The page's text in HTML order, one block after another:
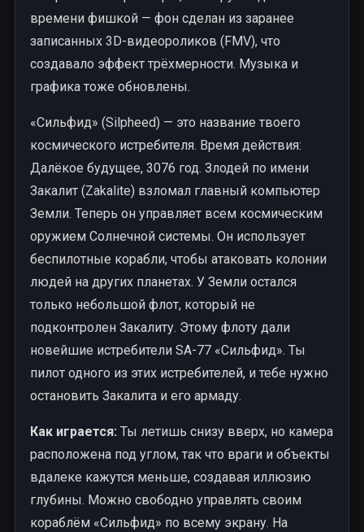
времени фишкой — фон сделан из заранее
записанных 3D-видеороликов (FMV), что
создавало эффект трёхмерности. Музыка и
графика тоже обновлены.
«Сильфид» (Silpheed) — это название твоего
космического истребителя. Время действия:
Далёкое будущее, 3076 год. Злодей по имени
Закалит (Zakalite) взломал главный компьютер
Земли. Теперь он управляет всем космическим
оружием Солнечной системы. Он использует
беспилотные корабли, чтобы атаковать колонии
людей на других планетах. У Земли остался
только небольшой флот, который не
подконтролен Закалиту. Этому флоту дали
новейшие истребители SA-77 «Сильфид». Ты
пилот одного из этих истребителей, и тебе нужно
остановить Закалита и его армаду.
Как играется: Ты летишь снизу вверх, но камера
расположена под углом, так что враги и объекты
вдалеке кажутся меньше, создавая иллюзию
глубины. Можно свободно управлять своим
кораблём «Сильфид» по всему экрану. На